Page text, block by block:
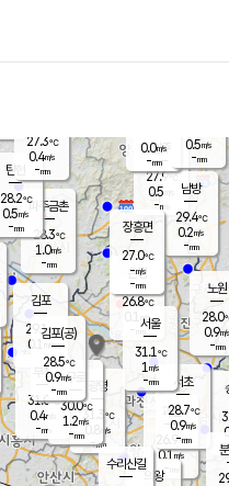
양주
27.9℃
0.5
-mm
과천
26.9℃
0.1m/s
- mm
파주금촌
28.3℃
1.0m/s
-mm
탄현
28.2℃
0.5m/s
-mm
의왕
김포
29.1℃
0.1 m/s
mm
광명
31.3 ℃
0.8 m/s
-mm
부천
31.0℃
0.4m/s
-mm
구로
30.0℃
1.2m/s
-mm
은평
26.8℃
0.1 m/s
- mm
노원
28.0
0.9m/s
-mm
서초
28.7℃
0.9m/s
-mm
남방
29.4℃
0.2m/s
-mm
수리산길
장흥면
27.0℃
-m/s
-mm
0.0m/s
-mm
김포(공)
28.5℃
0.9m/s
-mm
서울
31.1℃
1 m/s
-mm
27.3℃
0.4m/s
-mm
0.5m/s
-mm